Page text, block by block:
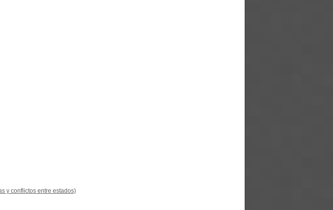
y conflictos entre estados)